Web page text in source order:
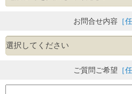
お問合せ内容 ［
ご質問ご希望 ［